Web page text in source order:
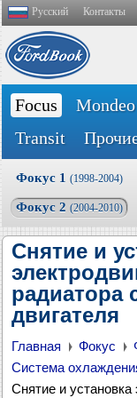
Русский Контакты
Focus Mondeo
Transit
Фокус 1 (1998-2004)
Фокус 2 (2004-2010)
Снятие и
радиатора
двигателя
Главная Фокус
Система